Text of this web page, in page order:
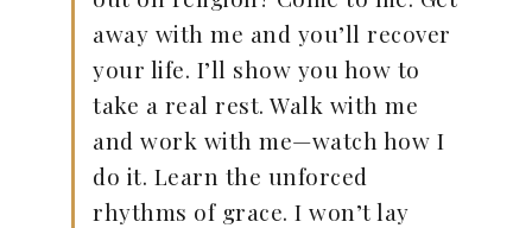
away with me and you’ll recover
your life. I’ll show you how to
take a real rest. Walk with me
and work with me—watch how I
do it. Learn the unforced
rhythms of grace. I won’t lay